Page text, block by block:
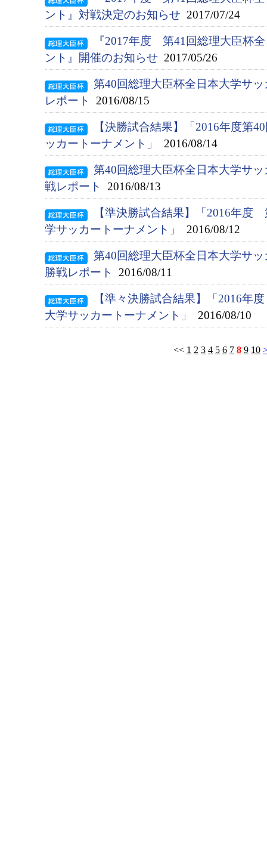
ント』対戦決定のお知らせ 2017/07/24
『2017年度 第41回総理大臣杯
ント』開催のお知らせ 2017/05/26
第40回総理大臣杯全日本大学サ
レポート
2016/08/15
【決勝試合結果】「2016年度第
ッカートーナメント」
2016/08/14
第40回総理大臣杯全日本大学サ
戦レポート
2016/08/13
【準決勝試合結果】「2016年度
学サッカートーナメント」
2016/08/12
第40回総理大臣杯全日本大学サ
勝戦レポート
2016/08/11
【準々決勝試合結果】「2016年
大学サッカートーナメント」
2016/08/10
<< 1 2 3 4 5 6 7 8 9 10